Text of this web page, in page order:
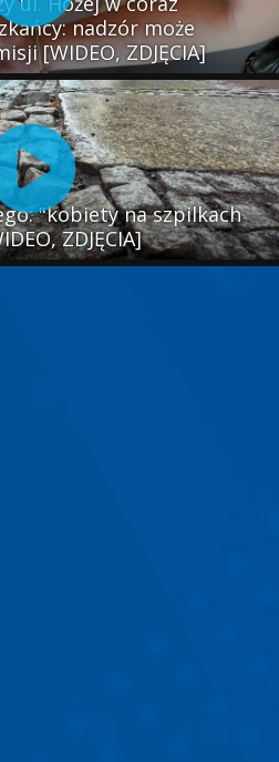
nadzór może
[WIDEO, ZDJĘCIA]
"kobiety na szpilkach
ZDJĘCIA]